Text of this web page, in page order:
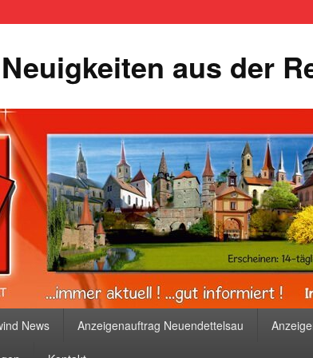
aus der
News Anzeigenauftrag Neuendettelsau